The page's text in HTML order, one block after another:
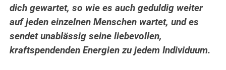
dich gewartet, so wie es auch geduldig weiter
auf jeden einzelnen Menschen wartet, und es
sendet unablässig seine liebevollen,
kraftspendenden Energien zu jedem Individuum.